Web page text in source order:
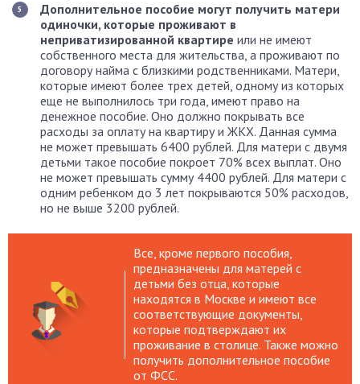
Дополнительное пособие могут получить матери
одиночки, которые проживают в
неприватизированной квартире или не имеют
собственного места для жительства, а проживают по
договору найма с близкими родственниками. Матери,
которые имеют более трех детей, одному из которых
еще не выполнилось три года, имеют право на
денежное пособие. Оно должно покрывать все
расходы за оплату на квартиру и ЖКХ. Данная сумма
не может превышать 6400 рублей. Для матери с двумя
детьми такое пособие покроет 70% всех выплат. Оно
не может превышать сумму 4400 рублей. Для матери с
одним ребенком до 3 лет покрываются 50% расходов,
но не выше 3200 рублей.
Все, кроме первого пособия,
предназначены для матерей с
детьми без отца, которые
находятся в Москве и имеют все
соответствующие документы,
которые подтверждают их
проживание в столице. Также можно
получить дополнительное пособие
от ФСС.